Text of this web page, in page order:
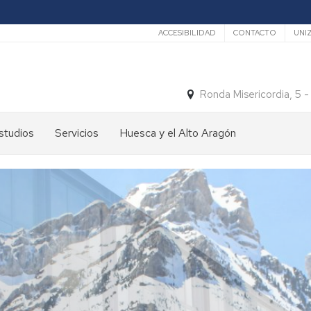
Secundario
ACCESIBILIDAD CONTACTO
Ronda Misericordia, 5
Servicios Huesca y el Alto Aragón
Medios
de
Transporte
Turismo
y
patrimonio
En
Huesca
En